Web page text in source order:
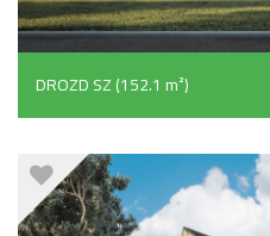
DROZD SZ (152.1 m²)